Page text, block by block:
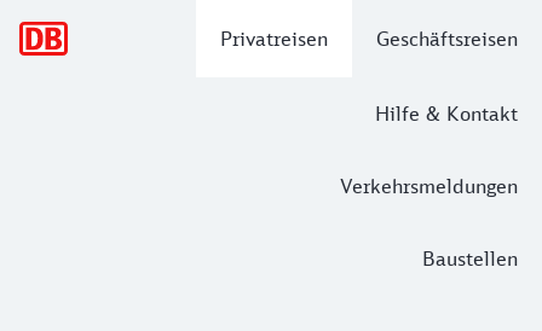
Privatreisen Geschäftsreisen
Hilfe & Kontakt
Verkehrsmeldungen
Baustellen